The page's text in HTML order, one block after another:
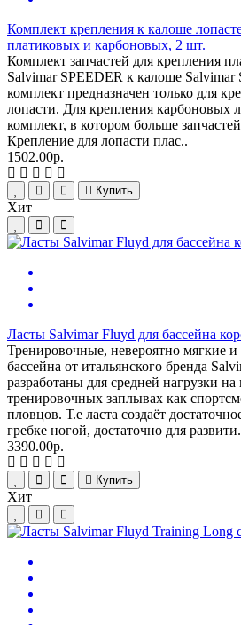
Комплект крепления к калоше
платиковых и карбоновых, 2 шт.
Комплект запчастей для крепления
Salvimar SPEEDER к калоше
комплект предназначен только для
лопасти. Для крепления карбоновых
комплект, в котором больше
Крепление для лопасти плас..
1502.00р.
Купить
Хит
Ласты Salvimar Fluyd для бассейна
Тренировочные, невероятно мягкие и
бассейна от итальянского бренда
разработаны для средней нагрузки
тренировочных заплывах как
пловцов. Т.е ласта создаёт
гребке ногой, достаточно для
3390.00р.
Купить
Хит